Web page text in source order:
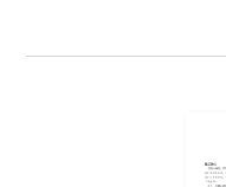
値は何なのか。
2・cosθ/２3・
る。 このような